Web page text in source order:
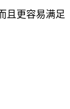
且更容易满足